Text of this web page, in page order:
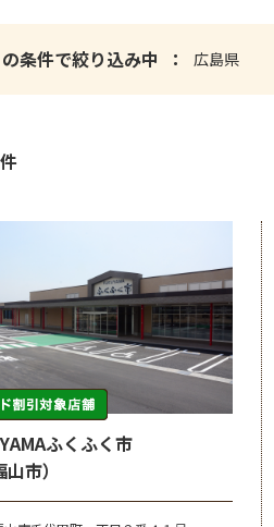
条件で絞り込み中 広島県
件
ふくふく市
山市）